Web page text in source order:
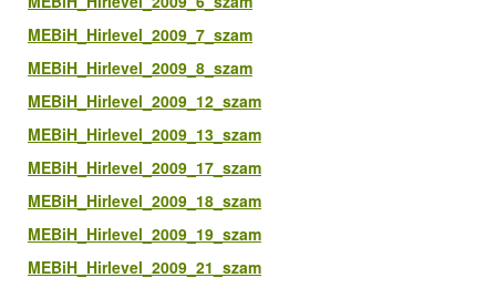
MEBiH_Hirlevel_2009_7_szam
MEBiH_Hirlevel_2009_8_szam
MEBiH_Hirlevel_2009_12_szam
MEBiH_Hirlevel_2009_13_szam
MEBiH_Hirlevel_2009_17_szam
MEBiH_Hirlevel_2009_18_szam
MEBiH_Hirlevel_2009_19_szam
MEBiH_Hirlevel_2009_21_szam